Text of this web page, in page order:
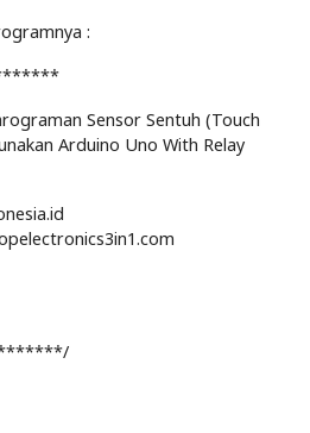
:
Sensor Sentuh (Touch
Arduino Uno With Relay